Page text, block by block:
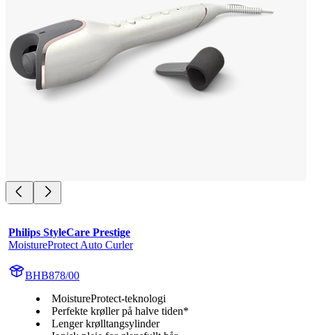
Philips StyleCare Prestige
MoistureProtect Auto Curler
BHB878/00
MoistureProtect-teknologi
Perfekte krøller på halve tiden*
Lenger krølltangsylinder